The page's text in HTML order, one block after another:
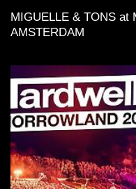
MIGUELLE & TONS at
AMSTERDAM